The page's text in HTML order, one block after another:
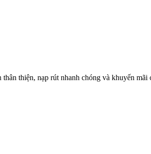
thiện, nạp rút nhanh chóng và khuyến mãi